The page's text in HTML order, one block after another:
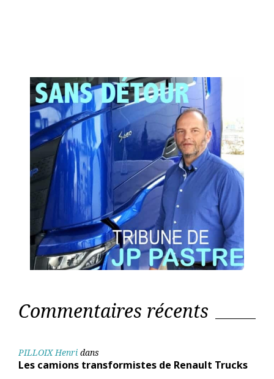
Commentaires récents
PILLOIX Henri dans
Les camions transformistes de Renault Trucks